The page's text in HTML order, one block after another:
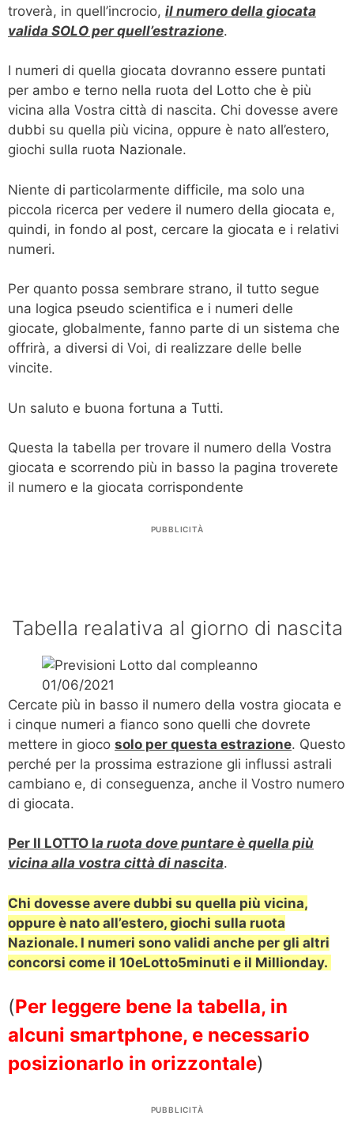
troverà, in quell’incrocio, il numero della giocata
valida SOLO per quell’estrazione.
I numeri di quella giocata dovranno essere puntati
per ambo e terno nella ruota del Lotto che è più
vicina alla Vostra città di nascita. Chi dovesse avere
dubbi su quella più vicina, oppure è nato all’estero,
giochi sulla ruota Nazionale.
Niente di particolarmente difficile, ma solo una
piccola ricerca per vedere il numero della giocata e,
quindi, in fondo al post, cercare la giocata e i relativi
numeri.
Per quanto possa sembrare strano, il tutto segue
una logica pseudo scientifica e i numeri delle
giocate, globalmente, fanno parte di un sistema che
offrirà, a diversi di Voi, di realizzare delle belle
vincite.
Un saluto e buona fortuna a Tutti.
Questa la tabella per trovare il numero della Vostra
giocata e scorrendo più in basso la pagina troverete
il numero e la giocata corrispondente
PUBBLICITÀ
Tabella realativa al giorno di nascita
Cercate più in basso il numero della vostra giocata e
i cinque numeri a fianco sono quelli che dovrete
mettere in gioco solo per questa estrazione. Questo
perché per la prossima estrazione gli influssi astrali
cambiano e, di conseguenza, anche il Vostro numero
di giocata.
Per Il LOTTO la ruota dove puntare è quella più
vicina alla vostra città di nascita.
Chi dovesse avere dubbi su quella più vicina,
oppure è nato all’estero, giochi sulla ruota
Nazionale. I numeri sono validi anche per gli altri
concorsi come il 10eLotto5minuti e il Millionday.
(Per leggere bene la tabella, in
alcuni smartphone, e necessario
posizionarlo in orizzontale)
PUBBLICITÀ